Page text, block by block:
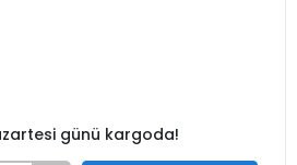
günü kargoda!